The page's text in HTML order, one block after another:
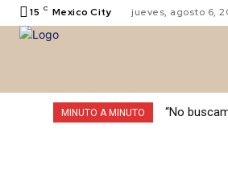
15 C Mexico City jueves, agosto 6,
MINUTO A MINUTO “No